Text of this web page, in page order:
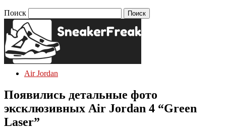
Поиск
Air Jordan
Появились детальные фото
эксклюзивных Air Jordan 4 “Green
Laser”